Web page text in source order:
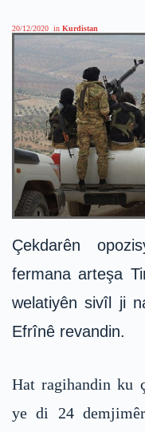
20/12/2020 in Kurdistan
Çekdarên
fermana arteşa
welatiyên sivîl ji
Efrînê revandin.
Hat ragihandin ku
ye di 24